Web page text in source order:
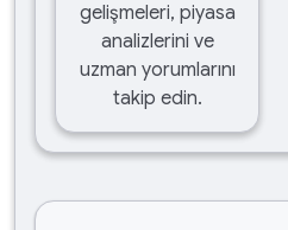
gelişmeleri, piyasa
analizlerini ve
uzman yorumlarını
takip edin.